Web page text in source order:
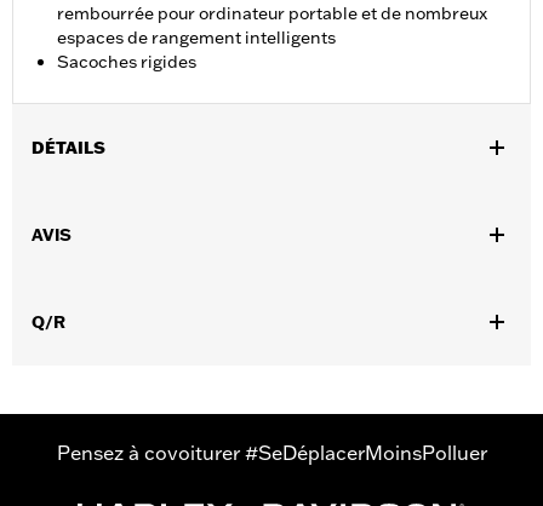
rembourrée pour ordinateur portable et de nombreux
espaces de rangement intelligents
Sacoches rigides
DÉTAILS
à partir de 2025) équipés de sacoches rigides. Vendus par paire.
Matière:
AVIS
Q/R
Pensez à covoiturer #SeDéplacerMoinsPolluer